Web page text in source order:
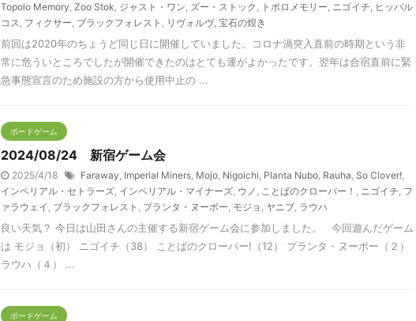
Topolo Memory, Zoo Stok, ジャスト・ワン, ズー・ストック , トポロメモリー, ニゴイチ, ヒッパル
コス, フィクサー, ブラックフォレスト , リヴォルヴ, 宝石の煌き
前回は2020年のちょうど同じ日に開催していました。コロナ渦突入直前の時期という非
常に危ういところでしたが開催できたのはとても運がよかったです。翌年は合宿直前に緊
急事態宣言のため施設の方から使用中止の ...
ボードゲーム
2024/08/24 新宿ゲーム会
2025/4/18 Faraway, Imperial Miners, Mojo, Nigoichi, Planta Nubo, Rauha, So Clover!,
インペリアル・セトラーズ, インペリアル・マイナーズ, ウノ , ことばのクローバー！ , ニゴイチ, フ
ァラウェイ , ブラックフォレスト , プランタ・ヌーボー, モジョ , ヤニブ, ラウハ
良い天気？ 今日は山田さんの主催する新宿ゲーム会に参加しました。 今回遊んだゲーム
は モジョ（初） ニゴイチ（38） ことばのクローバー!（12） プランタ・ヌーボー（２）
ラウハ（４） ...
ボードゲーム